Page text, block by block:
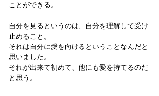
ことができる。
自分を見るというのは、自分を理解して受け
止めること。
それは自分に愛を向けるということなんだと
思いました。
それが出来て初めて、他にも愛を持てるのだ
と思う。